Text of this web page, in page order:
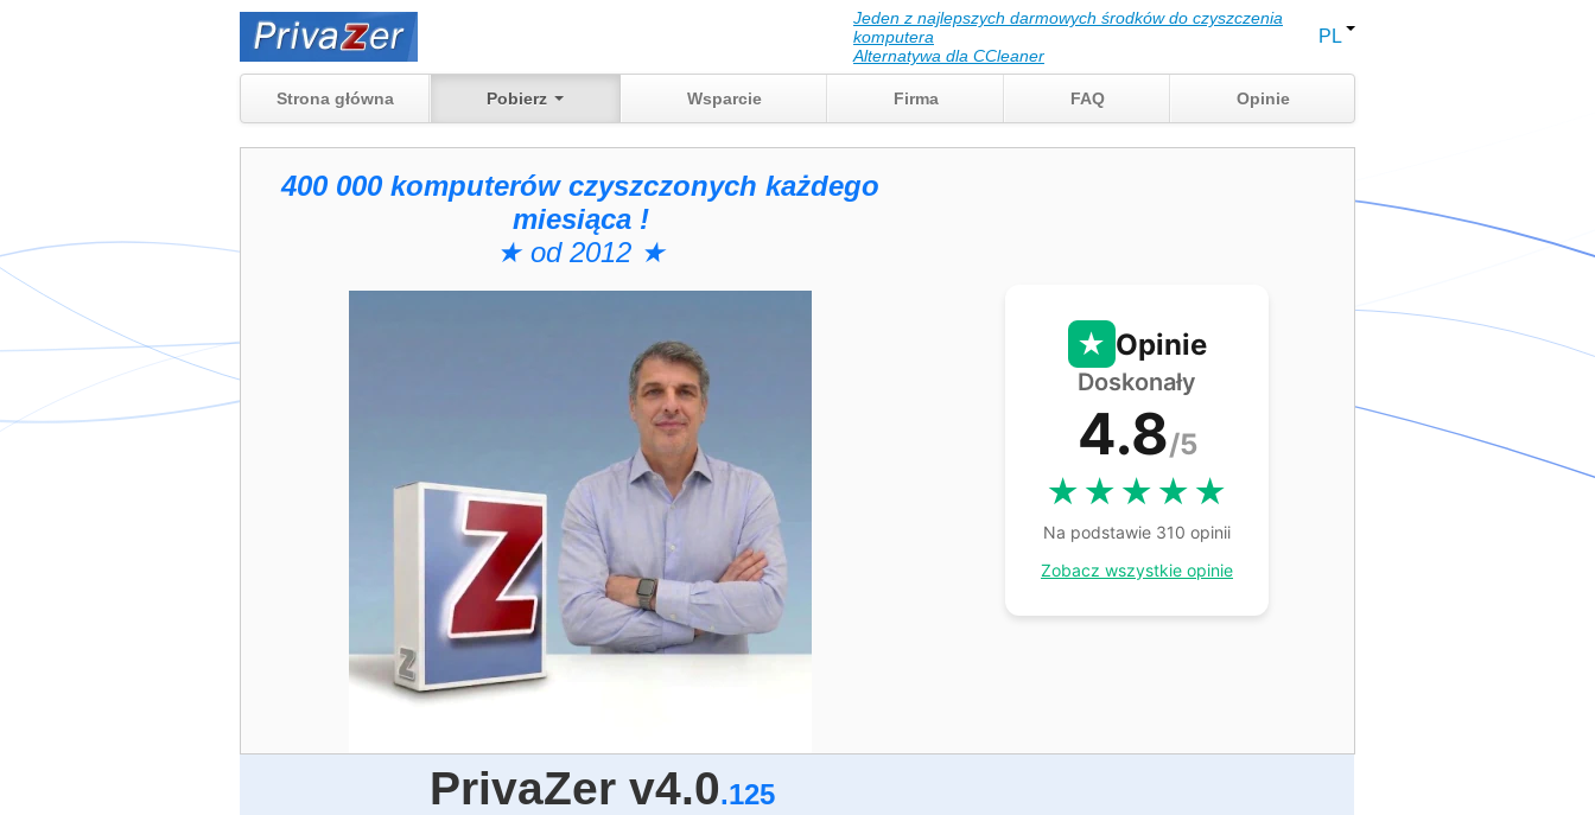
Jeden z najlepszych darmowych środków do czyszczenia
komputera
Alternatywa dla CCleaner
PL
Strona główna Pobierz Wsparcie Firma FAQ Opinie
400 000 komputerów czyszczonych każdego
miesiąca !
★ od 2012 ★
★ Opinie
Doskonały
4.8/5
★★★★★
Na podstawie 310 opinii
Zobacz wszystkie opinie
PrivaZer v4.0.125